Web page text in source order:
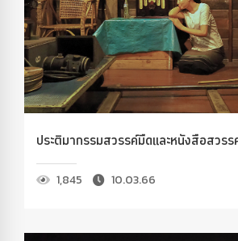
ประติมากรรมสวรรค์มืดและหนังสือสวรร
1,845 10.03.66